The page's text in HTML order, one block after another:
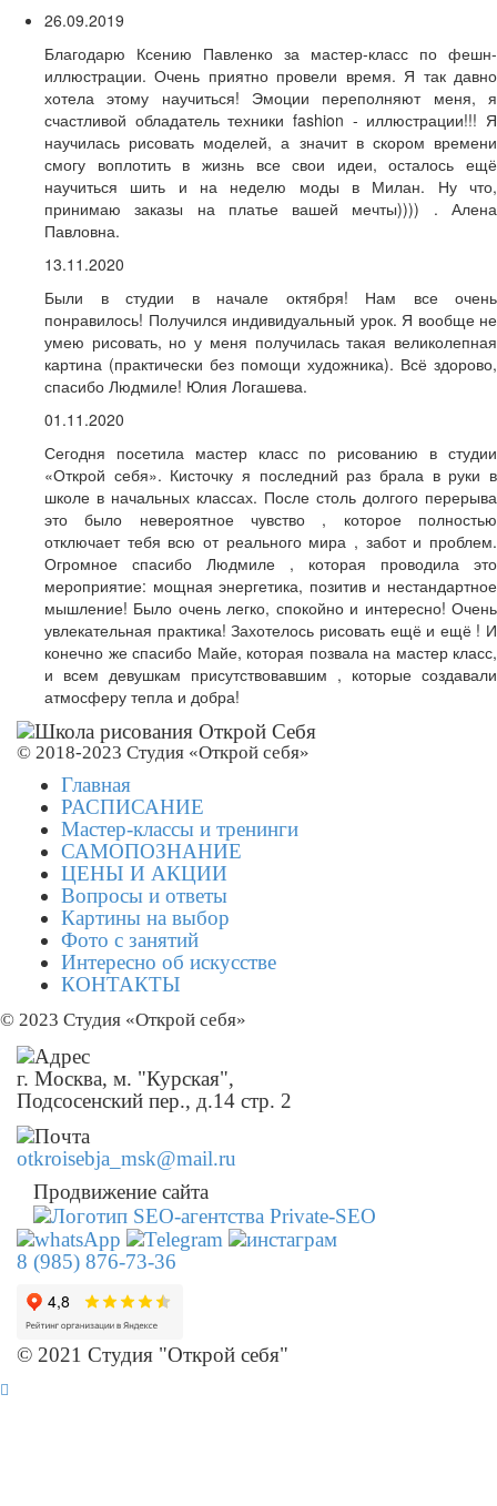
26.09.2019
Благодарю Ксению Павленко за мастер-класс по фешн-
иллюстрации. Очень приятно провели время. Я так давно
хотела этому научиться! Эмоции переполняют меня, я
счастливой обладатель техники fashion - иллюстрации!!! Я
научилась рисовать моделей, а значит в скором времени
смогу воплотить в жизнь все свои идеи, осталось ещё
научиться шить и на неделю моды в Милан. Ну что,
принимаю заказы на платье вашей мечты)))) . Алена
Павловна.
13.11.2020
Были в студии в начале октября! Нам все очень
понравилось! Получился индивидуальный урок. Я вообще не
умею рисовать, но у меня получилась такая великолепная
картина (практически без помощи художника). Всё здорово,
спасибо Людмиле! Юлия Логашева.
01.11.2020
Сегодня посетила мастер класс по рисованию в студии
«Открой себя». Кисточку я последний раз брала в руки в
школе в начальных классах. После столь долгого перерыва
это было невероятное чувство , которое полностью
отключает тебя всю от реального мира , забот и проблем.
Огромное спасибо Людмиле , которая проводила это
мероприятие: мощная энергетика, позитив и нестандартное
мышление! Было очень легко, спокойно и интересно! Очень
увлекательная практика! Захотелось рисовать ещё и ещё ! И
конечно же спасибо Майе, которая позвала на мастер класс,
и всем девушкам присутствовавшим , которые создавали
атмосферу тепла и добра!
© 2018-2023 Студия «Открой себя»
Главная
РАСПИСАНИЕ
Мастер-классы и тренинги
САМОПОЗНАНИЕ
ЦЕНЫ И АКЦИИ
Вопросы и ответы
Картины на выбор
Фото с занятий
Интересно об искусстве
КОНТАКТЫ
© 2023 Студия «Открой себя»
г. Москва, м. "Курская",
Подсосенский пер., д.14 стр. 2
otkroisebja_msk@mail.ru
Продвижение сайта
8 (985) 876-73-36
© 2021 Студия "Открой себя"